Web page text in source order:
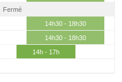
Fermé
14h30 - 18h30
14h30 - 18h30
14h - 17h